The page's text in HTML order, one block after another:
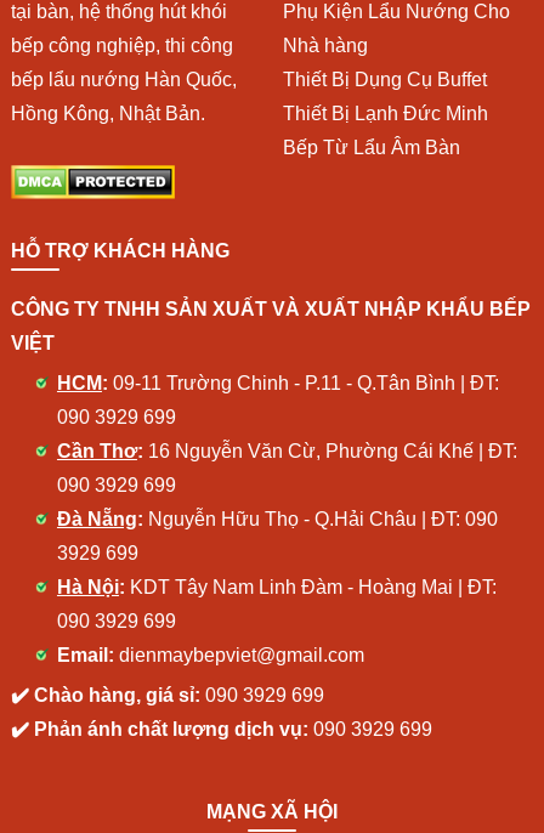
tại bàn, hệ thống hút khói
bếp công nghiệp, thi công
bếp lẩu nướng Hàn Quốc,
Hồng Kông, Nhật Bản.
Phụ Kiện Lẩu Nướng Cho
Nhà hàng
Thiết Bị Dụng Cụ Buffet
Thiết Bị Lạnh Đức Minh
Bếp Từ Lẩu Âm Bàn
HỖ TRỢ KHÁCH HÀNG
CÔNG TY TNHH SẢN XUẤT VÀ XUẤT NHẬP KHẨU BẾP
VIỆT
HCM: 09-11 Trường Chinh - P.11 - Q.Tân Bình | ĐT:
090 3929 699
Cần Thơ: 16 Nguyễn Văn Cừ, Phường Cái Khế | ĐT:
090 3929 699
Đà Nẵng: Nguyễn Hữu Thọ - Q.Hải Châu | ĐT: 090
3929 699
Hà Nội: KDT Tây Nam Linh Đàm - Hoàng Mai | ĐT:
090 3929 699
Email: dienmaybepviet@gmail.com
✔️ Chào hàng, giá sỉ: 090 3929 699
✔️ Phản ánh chất lượng dịch vụ: 090 3929 699
MẠNG XÃ HỘI